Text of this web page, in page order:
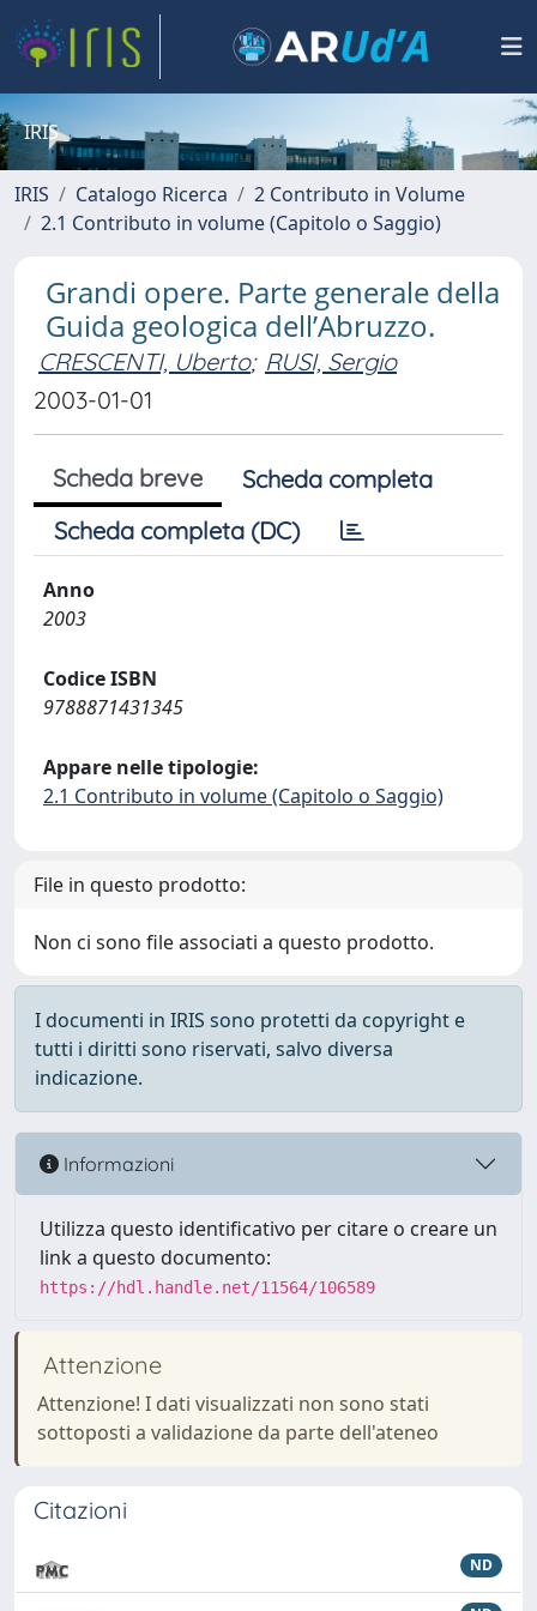
IRIS
IRIS Catalogo Ricerca
2 Contributo in Volume
2.1 Contributo in volume (Capitolo o Saggio)
Grandi opere. Parte generale della
Guida geologica dell’Abruzzo.
CRESCENTI, Uberto; RUSI, Sergio
2003-01-01
Scheda breve
Scheda completa
Scheda completa (DC)
Anno
2003
Codice ISBN
9788871431345
Appare nelle tipologie:
2.1 Contributo in volume (Capitolo o Saggio)
File in questo prodotto:
Non ci sono file associati a questo prodotto.
I documenti in IRIS sono protetti da copyright e
tutti i diritti sono riservati, salvo diversa
indicazione.
Informazioni
Utilizza questo identificativo per citare o creare un
link a questo documento:
https://hdl.handle.net/11564/106589
Attenzione
Attenzione! I dati visualizzati non sono stati
sottoposti a validazione da parte dell'ateneo
Citazioni
ND